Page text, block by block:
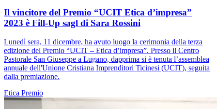
Il vincitore del Premio “UCIT Etica d’impresa”
2023 è Fill-Up sagl di Sara Rossini
Lunedì sera, 11 dicembre, ha avuto luogo la cerimonia della terza
edizione del Premio “UCIT – Etica d’impresa”. Presso il Centro
Pastorale San Giuseppe a Lugano, dapprima si è tenuta l’assemblea
annuale dell'Unione Cristiana Imprenditori Ticinesi (UCIT), seguita
dalla premiazione.
Etica Premio